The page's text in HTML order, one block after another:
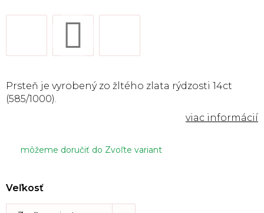
môžeme doručiť do Zvoľte variant
Veľkosť
Prsteň je vyrobený zo žltého zlata rýdzosti 14ct
(585/1000).